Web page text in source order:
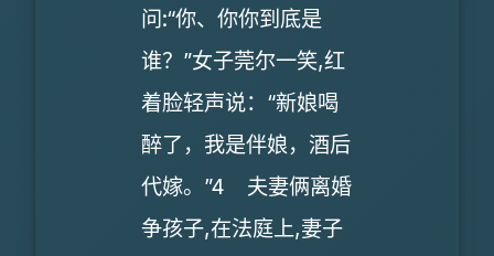
问:“你、你你到底是
谁？”女子莞尔一笑,红
着脸轻声说：“新娘喝
醉了，我是伴娘，酒后
代嫁。”4 夫妻俩离婚
争孩子,在法庭上,妻子